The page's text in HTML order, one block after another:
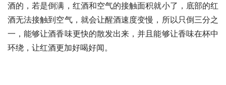
酒的，若是倒满，红酒和空气的接触面积就小了，底部的红
酒无法接触到空气，就会让醒酒速度变慢，所以只倒三分之
一，能够让酒香味更快的散发出来，并且能够让香味在杯中
环绕，让红酒更加好喝好闻。